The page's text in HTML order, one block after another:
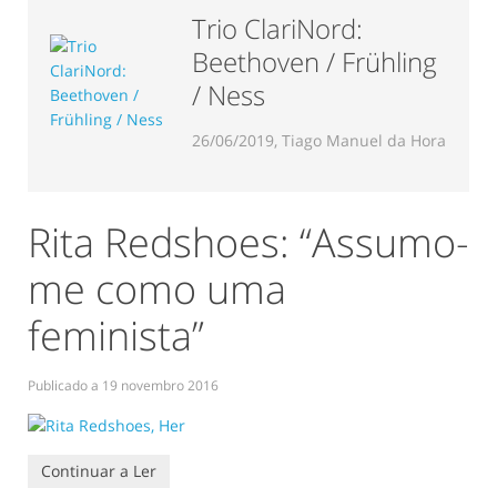
Trio ClariNord:
Beethoven / Frühling
/ Ness
26/06/2019, Tiago Manuel da Hora
Rita Redshoes: “Assumo-
me como uma
feminista”
Publicado a 19 novembro 2016
Continuar a Ler